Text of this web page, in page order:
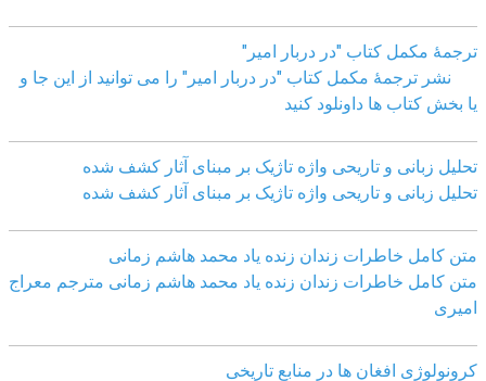
ترجمۀ مکمل کتاب "در دربار امیر"
نشر ترجمۀ مکمل کتاب "در دربار امیر" را می توانید از این جا و
یا بخش کتاب ها داونلود کنید
تحلیل زبانی و تاریحی واژه تاژیک بر مبنای آثار کشف شده
تحلیل زبانی و تاریحی واژه تاژیک بر مبنای آثار کشف شده
متن کامل خاطرات زندان زنده یاد محمد هاشم زمانی
متن کامل خاطرات زندان زنده یاد محمد هاشم زمانی مترجم معراج
امیری
کرونولوژی افغان ھا در منابع تاریخی